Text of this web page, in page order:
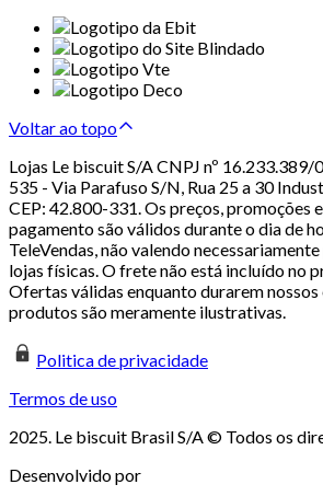
Voltar ao topo
Lojas Le biscuit S/A CNPJ nº
535 - Via Parafuso S/N, Rua 25 a 30
CEP: 42.800-331. Os preços, promoções
pagamento são válidos durante o dia de
TeleVendas, não valendo
lojas físicas. O frete não está incluído no
Ofertas válidas enquanto durarem
produtos são meramente ilustrativas.
Politica de privacidade
Termos de uso
2025. Le biscuit Brasil S/A © Todos os
Desenvolvido por